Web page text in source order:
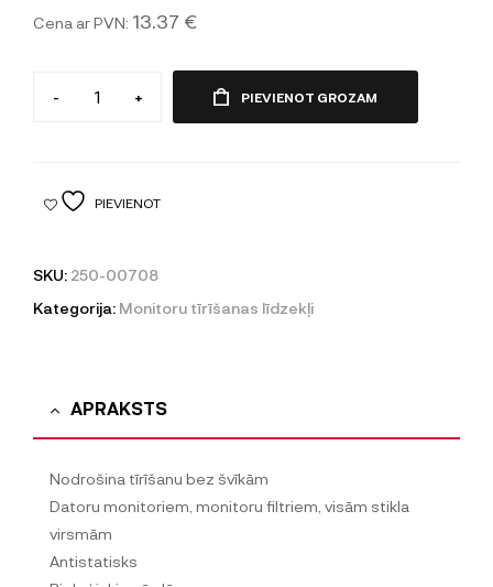
Cena ar PVN: 13.37 €
- + PIEVIENOT GROZAM
PIEVIENOT
SKU: 250-00708
Kategorija: Monitoru tīrīšanas līdzekļi
APRAKSTS
Nodrošina tīrīšanu bez švīkām
Datoru monitoriem, monitoru filtriem, visām stikla
virsmām
Antistatisks